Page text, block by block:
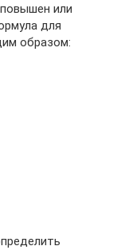
или
для
образом: